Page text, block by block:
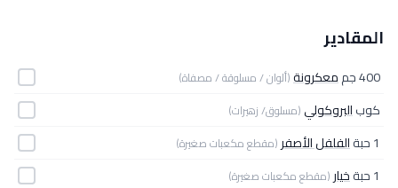
المقادير
400 جم معكرونة(ألوان / مسلوقة / مصفاة)
كوبالبروكولي (مسلوق/ زهيرات)
1 حبة الفلفل الأصفر (مقطع مكعبات صغيرة)
1 حبة خيار (مقطع مكعبات صغيرة)